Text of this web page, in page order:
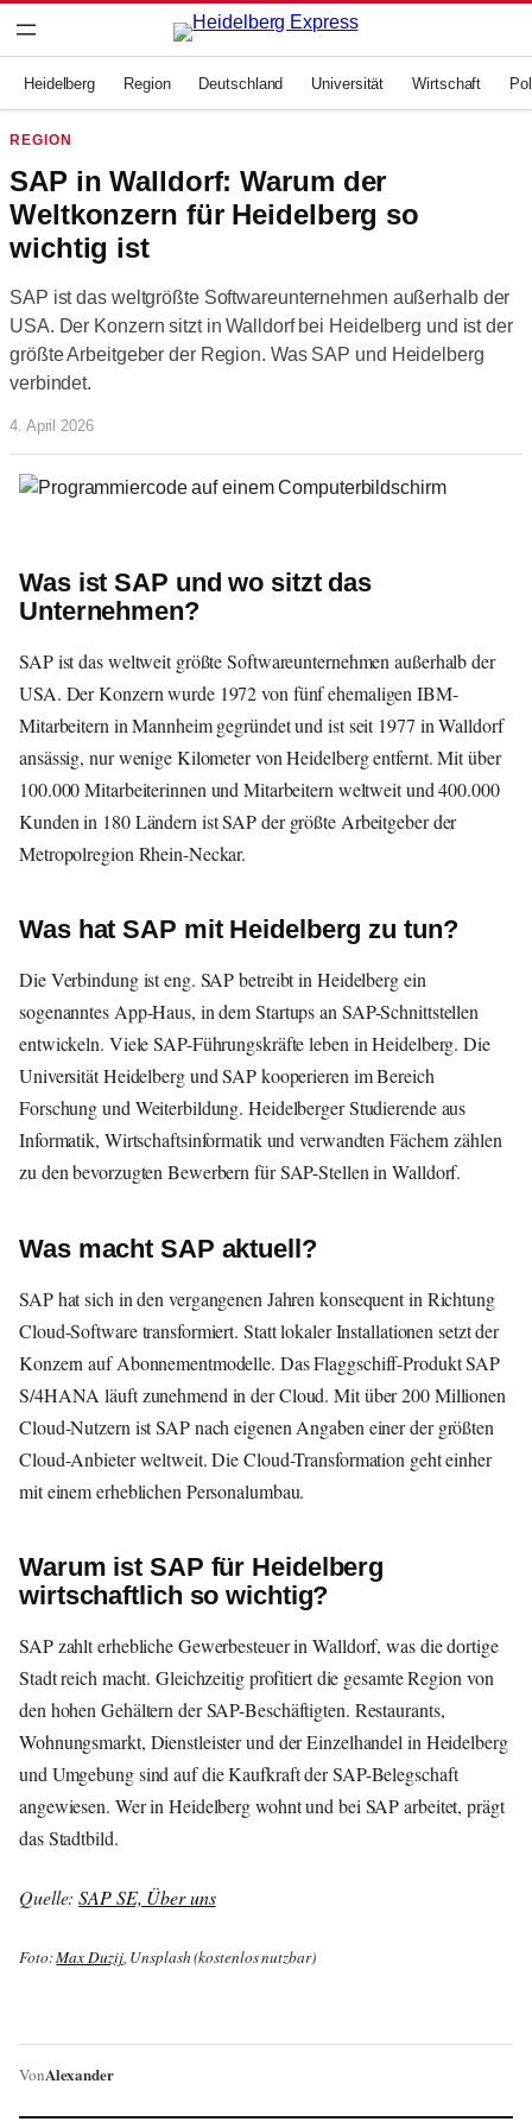
Inhalt
Heidelberg Region Deutschland Universität Wirtschaft
REGION
SAP in Walldorf: Warum der
Weltkonzern für Heidelberg so
wichtig ist
SAP ist das weltgrößte Softwareunternehmen außerhalb der
USA. Der Konzern sitzt in Walldorf bei Heidelberg und ist der
größte Arbeitgeber der Region. Was SAP und Heidelberg
verbindet.
4. April 2026
Was ist SAP und wo sitzt das
Unternehmen?
SAP ist das weltweit größte Softwareunternehmen außerhalb der
USA. Der Konzern wurde 1972 von fünf ehemaligen IBM-
Mitarbeitern in Mannheim gegründet und ist seit 1977 in Walldorf
ansässig, nur wenige Kilometer von Heidelberg entfernt. Mit über
100.000 Mitarbeiterinnen und Mitarbeitern weltweit und 400.000
Kunden in 180 Ländern ist SAP der größte Arbeitgeber der
Metropolregion Rhein-Neckar.
Was hat SAP mit Heidelberg zu tun?
Die Verbindung ist eng. SAP betreibt in Heidelberg ein
sogenanntes App-Haus, in dem Startups an SAP-Schnittstellen
entwickeln. Viele SAP-Führungskräfte leben in Heidelberg. Die
Universität Heidelberg und SAP kooperieren im Bereich
Forschung und Weiterbildung. Heidelberger Studierende aus
Informatik, Wirtschaftsinformatik und verwandten Fächern zählen
zu den bevorzugten Bewerbern für SAP-Stellen in Walldorf.
Was macht SAP aktuell?
SAP hat sich in den vergangenen Jahren konsequent in Richtung
Cloud-Software transformiert. Statt lokaler Installationen setzt der
Konzern auf Abonnementmodelle. Das Flaggschiff-Produkt SAP
S/4HANA läuft zunehmend in der Cloud. Mit über 200 Millionen
Cloud-Nutzern ist SAP nach eigenen Angaben einer der größten
Cloud-Anbieter weltweit. Die Cloud-Transformation geht einher
mit einem erheblichen Personalumbau.
Warum ist SAP für Heidelberg
wirtschaftlich so wichtig?
SAP zahlt erhebliche Gewerbesteuer in Walldorf, was die dortige
Stadt reich macht. Gleichzeitig profitiert die gesamte Region von
den hohen Gehältern der SAP-Beschäftigten. Restaurants,
Wohnungsmarkt, Dienstleister und der Einzelhandel in Heidelberg
und Umgebung sind auf die Kaufkraft der SAP-Belegschaft
angewiesen. Wer in Heidelberg wohnt und bei SAP arbeitet, prägt
das Stadtbild.
Quelle:SAP SE, Über uns
Foto:Max Duzij, Unsplash (kostenlos nutzbar)
VonAlexander